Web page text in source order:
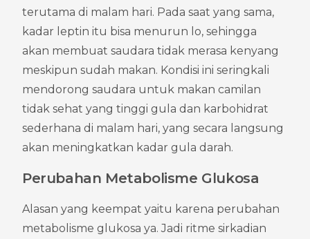
terutama di malam hari. Pada saat yang sama,
kadar leptin itu bisa menurun lo, sehingga
akan membuat saudara tidak merasa kenyang
meskipun sudah makan. Kondisi ini seringkali
mendorong saudara untuk makan camilan
tidak sehat yang tinggi gula dan karbohidrat
sederhana di malam hari, yang secara langsung
akan meningkatkan kadar gula darah.
Perubahan Metabolisme Glukosa
Alasan yang keempat yaitu karena perubahan
metabolisme glukosa ya. Jadi ritme sirkadian